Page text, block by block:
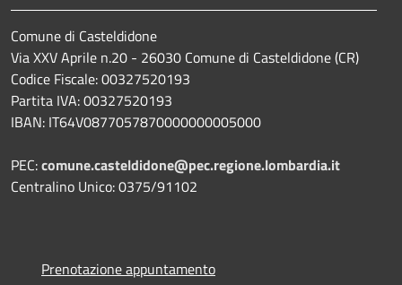
Comune di Casteldidone
Via XXV Aprile n.20 - 26030 Comune di Casteldidone (CR)
Codice Fiscale: 00327520193
Partita IVA: 00327520193
IBAN: IT64V0877057870000000005000
PEC:comune.casteldidone@pec.regione.lombardia.it
Centralino Unico: 0375/91102
Prenotazione appuntamento